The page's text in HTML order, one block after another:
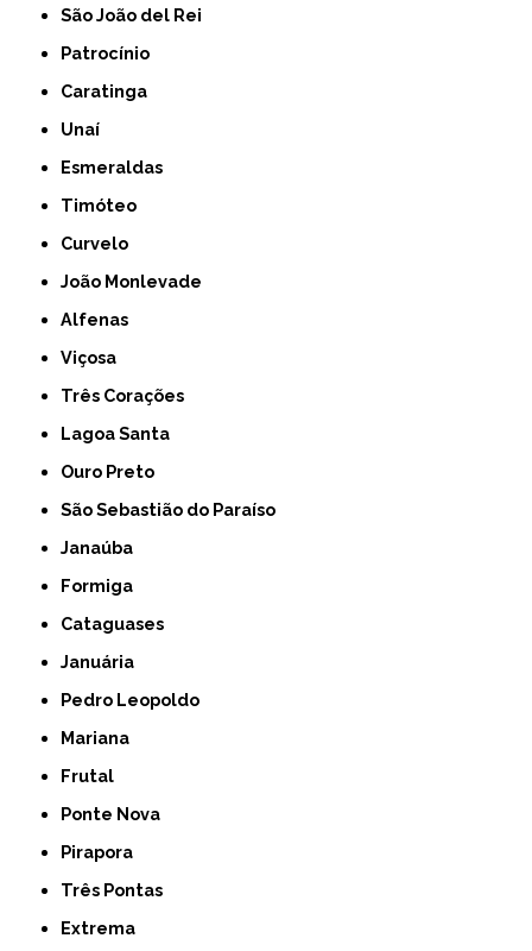
São João del Rei
Patrocínio
Caratinga
Unaí
Esmeraldas
Timóteo
Curvelo
João Monlevade
Alfenas
Viçosa
Três Corações
Lagoa Santa
Ouro Preto
São Sebastião do Paraíso
Janaúba
Formiga
Cataguases
Januária
Pedro Leopoldo
Mariana
Frutal
Ponte Nova
Pirapora
Três Pontas
Extrema